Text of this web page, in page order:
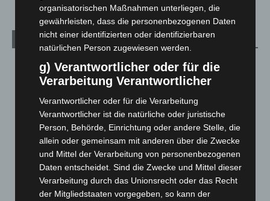
Archiv
August 2026(10)
Juli 2026(73)
Juni 2026(139)
Mai 2026(99)
April 2026 (99)
März 2026(115)
Januar 2026(122)
organisatorischen Maßnahmen unterliegen, die
gewährleisten, dass die personenbezogenen Daten
nicht einer identifizierten oder identifizierbaren
natürlichen Person zugewiesen werden.
g) Verantwortlicher oder für die
Verarbeitung Verantwortlicher
Verantwortlicher oder für die Verarbeitung
Verantwortlicher ist die natürliche oder juristische
Person, Behörde, Einrichtung oder andere Stelle, die
allein oder gemeinsam mit anderen über die Zwecke
und Mittel der Verarbeitung von personenbezogenen
Daten entscheidet. Sind die Zwecke und Mittel dieser
Verarbeitung durch das Unionsrecht oder das Recht
der Mitgliedstaaten vorgegeben, so kann der